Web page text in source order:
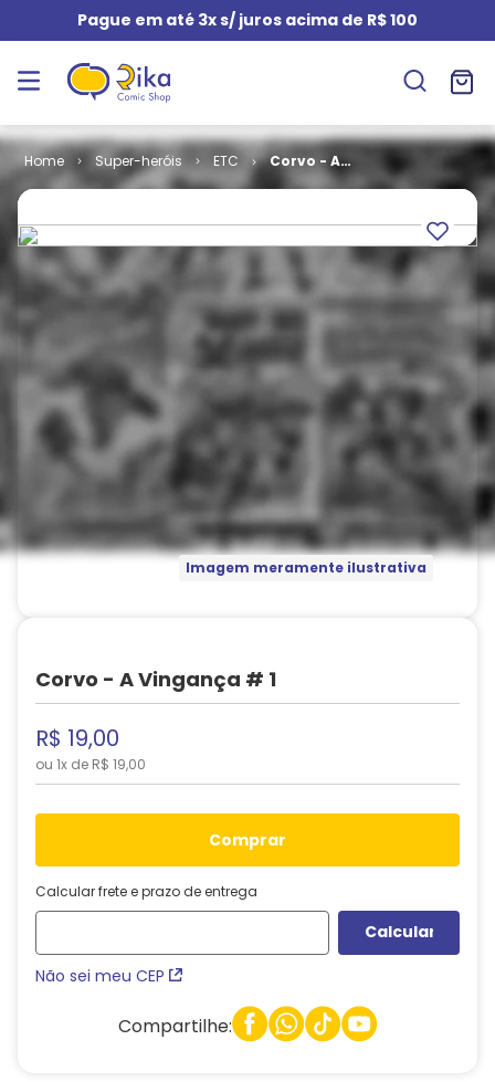
Pague em até 3x s/ juros acima de R$ 100
Super-heróis ETC
Corvo - A
Vingança # 1
Imagem meramente ilustrativa
Corvo - A Vingança # 1
R$ 19,00
ou 1x de R$ 19,00
comprar
Calcular frete e prazo de entrega
Não sei meu CEP
Compartilhe: